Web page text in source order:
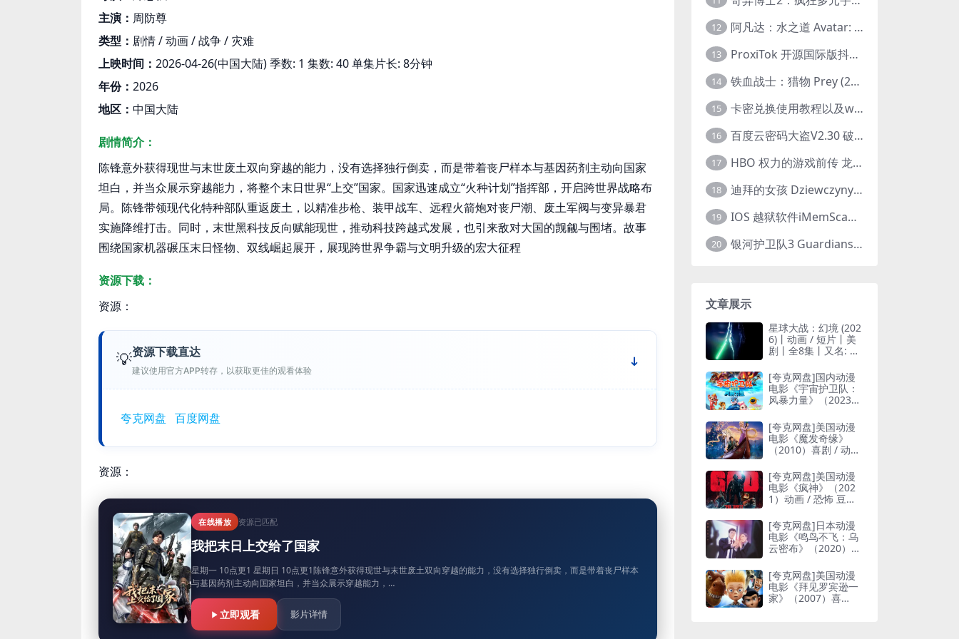
主演： 周防尊
类型： 剧情 / 动画 / 战争 / 灾难
上映时间： 2026-04-26(中国大陆) 季数: 1 集数: 40 单集片长: 8分钟
年份： 2026
地区： 中国大陆
剧情简介：
陈锋意外获得现世与末世废土双向穿越的能力，没有选择独行倒卖，而是带着丧尸样本与基因药剂主动向国家
坦白，并当众展示穿越能力，将整个末日世界“上交”国家。国家迅速成立“火种计划”指挥部，开启跨世界战略布
局。陈锋带领现代化特种部队重返废土，以精准步枪、装甲战车、远程火箭炮对丧尸潮、废土军阀与变异暴君
实施降维打击。同时，末世黑科技反向赋能现世，推动科技跨越式发展，也引来敌对大国的觊觎与围堵。故事
围绕国家机器碾压末日怪物、双线崛起展开，展现跨世界争霸与文明升级的宏大征程
资源下载：
资源：
💡资源下载直达
建议使用官方APP转存，以获取更佳的观看体验
夸克网盘 百度网盘
资源：
在线播放 资源已匹配
我把末日上交给了国家
星期一 10点更1 星期日 10点更1陈锋意外获得现世与末世废土双向穿越的能力，没有选择独行倒卖，而是带着丧尸样本
与基因药剂主动向国家坦白，并当众展示穿越能力，…
立即观看 影片详情
12 阿凡达：水之道 Avatar: The Way of Water (2022) 1080p 2k 4k 中文字幕
13 ProxiTok 开源国际版抖音TikTok网页版 国内网络直连
14 铁血战士：猎物 Prey (2022) 中英字幕 1080P
15 卡密兑换使用教程以及windows使用教程
16 百度云密码大盗V2.30 破解分享链接提取码
17 HBO 权力的游戏前传 龙之家族 House of the Dragon (2022) 中字 1080P 更新4集
18 迪拜的女孩 Dziewczyny z Dubaju (2021) 1080P 中字
19 IOS 越狱软件iMemScan version1.2.6 游戏内存修改器
20 银河护卫队3 Guardians of the Galaxy Vol. 3 (2023)4K高清资源1080p只分享精品
文章展示
星球大战：幻境 (202
6)丨动画 / 短片丨美
剧丨全8集丨又名: 星
九位绝地武士(台)
[夸克网盘]国内动漫
电影《宇宙护卫队：
风暴力量》（2023）
[夸克网盘]美国动漫
电影《魔发奇缘》
（2010）喜剧 / 动
[夸克网盘]美国动漫
电影《疯神》（202
1）动画 / 恐怖 豆瓣
[夸克网盘]日本动漫
电影《鸣鸟不飞：乌
云密布》（2020）动
[夸克网盘]美国动漫
电影《拜见罗宾逊一
家》（2007）喜